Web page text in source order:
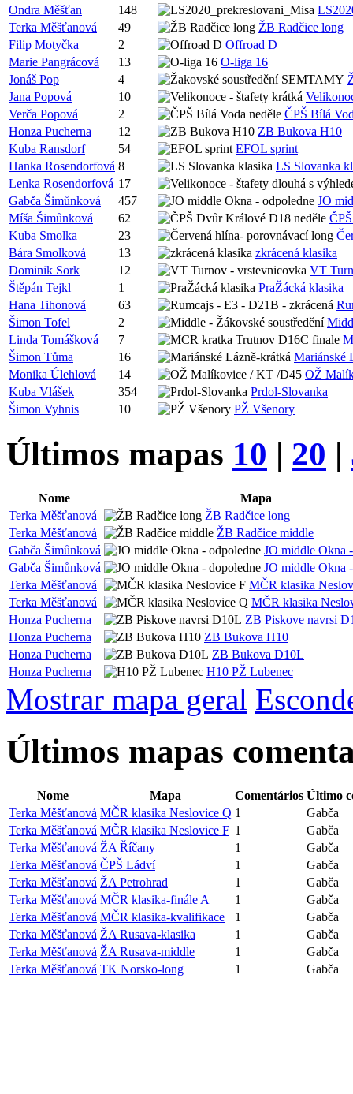
Ondra Měšťan
148
Terka Měšťanová
49
ŽB Radčice long
Filip Motyčka
2
Offroad D
Marie Pangrácová
13
O-liga 16
Jonáš Pop
4
Jana Popová
10
Verča Popová
2
ČPŠ Bílá
Honza Pucherna
12
ZB Bukova H10
Kuba Ransdorf
54
EFOL sprint
Hanka Rosendorfová 8
LS Slovanka
Lenka Rosendorfová 17
Gabča Šimůnková
457
JO
Míša Šimůnková
62
Kuba Smolka
23
Bára Smolková
13
zkrácená klasika
Dominik Sork
12
VT
Štěpán Tejkl
1
PraŽácká klasika
Hana Tihonová
63
Šimon Tofel
2
Linda Tomášková
7
Šimon Tůma
16
Mariánské
Monika Úlehlová
14
OŽ
Kuba Vlášek
354
Prdol-Slovanka
Šimon Vyhnis
10 PŽ Všenory
Últimos mapas 10 | 20 |
Nome
Mapa
Terka Měšťanová
ŽB Radčice long
Terka Měšťanová
ŽB Radčice middle
Gabča Šimůnková
JO middle Okna
Gabča Šimůnková
JO middle Okna
Terka Měšťanová
MČR klasika
Terka Měšťanová
MČR klasika
Honza Pucherna
ZB Piskove navrsi
Honza Pucherna
ZB Bukova H10
Honza Pucherna
ZB Bukova D10L
Honza Pucherna
H10 PŽ Lubenec
Mostrar mapa geral
Últimos mapas
Nome Mapa Comentários Último
Terka Měšťanová MČR klasika Neslovice Q 1
Gabča
Terka Měšťanová MČR klasika Neslovice F 1
Gabča
Terka Měšťanová ŽA Říčany 1
Gabča
Terka Měšťanová ČPŠ Ládví 1
Gabča
Terka Měšťanová ŽA Petrohrad 1
Gabča
Terka Měšťanová MČR klasika-finále A 1
Gabča
Terka Měšťanová MČR klasika-kvalifikace 1
Gabča
Terka Měšťanová ŽA Rusava-klasika 1
Gabča
Terka Měšťanová ŽA Rusava-middle 1
Gabča
Terka Měšťanová TK Norsko-long 1 Gabča